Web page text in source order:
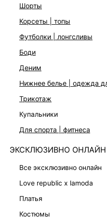
шорты
корсеты | топы
футболки | лонгсливы
боди
деним
нижнее белье | одежда
трикотаж
купальники
для спорта | фитнеса
ЭКСКЛЮЗИВНО ОНЛАЙН
все эксклюзивно онлайн
love republic x lamoda
платья
костюмы
Цвет: черный
На модели размер 44.
стандартному размеру
ДОСТАВКА И ВОЗВРАТ
Подробные условия
в AppStore